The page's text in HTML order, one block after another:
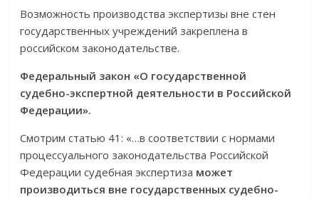
Возможность производства экспертизы вне стен
государственных учреждений закреплена в
российском законодательстве.
Федеральный закон «О государственной
судебно-экспертной деятельности в Российской
Федерации».
Смотрим статью 41: «…в соответствии с нормами
процессуального законодательства Российской
Федерации судебная экспертиза может
производиться вне государственных судебно-